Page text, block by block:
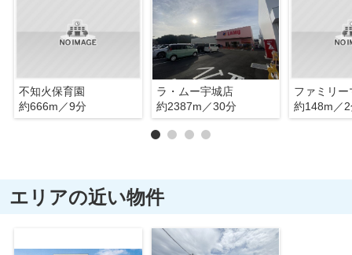
不知火保育園
約666m／9分
ラ・ムー宇城店
約2387m／30分
約148m／
エリアの近い物件